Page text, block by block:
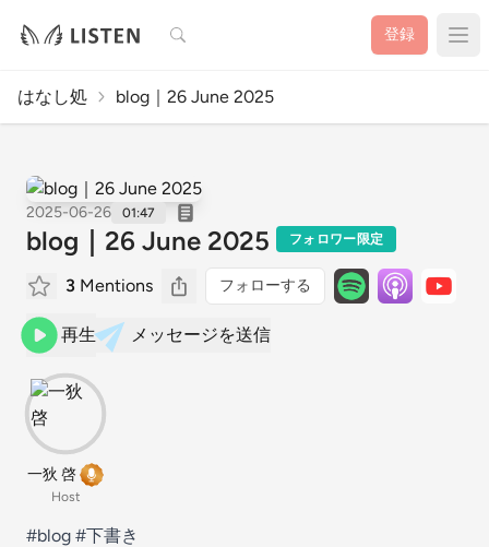
検索 登録
はなし処 blog｜26 June 2025
2025-06-26 01:47
blog｜26 June 2025 フォロワー限定
3 Mentions フォローする
再生 メッセージを送信
一狄 啓
Host
#blog #下書き